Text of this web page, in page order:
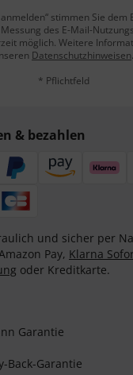
stimmen Sie dem
des E-Mail-
möglich. Weitere
Datenschutzhinweisen.
* Pflichtfeld
& bezahlen
und sicher per
Pay, Klarna
oder Kreditkarte.
Garantie
Back-Garantie